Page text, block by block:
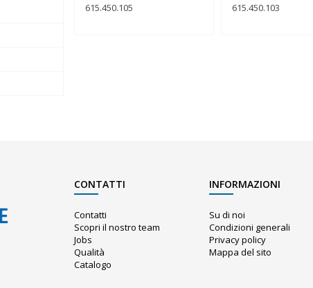
615.450.105
615.450.103
CONTATTI
Contatti
Scopri il nostro team
Jobs
Qualità
Catalogo
INFORMAZIONI
Su di noi
Condizioni generali
Privacy policy
Mappa del sito